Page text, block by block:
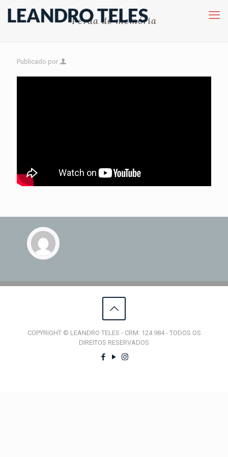
Perda de memória
Publicado por
COPYRIGHT © LEANDRO TELES - CRM: 124.984 - TODOS OS
DIREITOS RESERVADOS